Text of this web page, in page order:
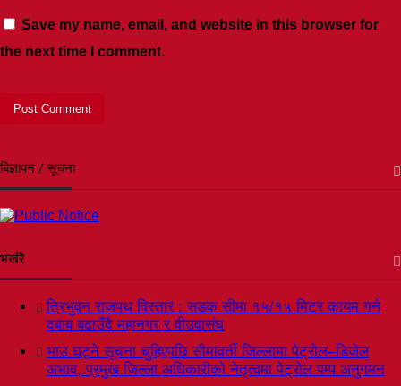
Save my name, email, and website in this browser for
the next time I comment.
बिज्ञापन / सूचना
भर्खरै
त्रिभुवन राजपथ विस्तार : सडक सीमा १५/१५ मिटर कायम गर्न
दबाब बढाउँदै महानगर र वीउवासंघ
भाउ घट्ने सूचना चुहिएपछि सीमावर्ती जिल्लामा पेट्रोल–डिजेल
अभाव, प्रमुख जिल्ला अधिकारीको नेतृत्वमा पेट्रोल पम्प अनुगमन